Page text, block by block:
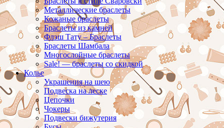
Металлические браслеты
Кожаные браслеты
Браслеты из камней
Флэш Тату – Браслеты
Браслеты Шамбала
Многослойные браслеты
Sale! — браслеты со скидкой
Колье
Украшения на шею
Подвеска на леске
Цепочки
Чокеры
Подвески бижутерия